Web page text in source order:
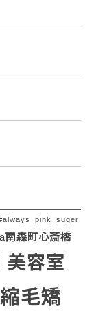
南森町心斎橋
美容室
毛矯